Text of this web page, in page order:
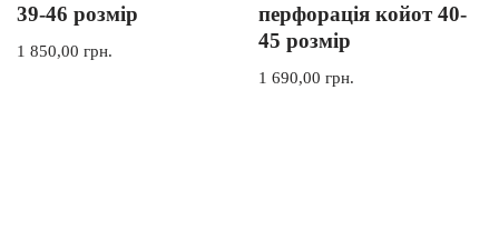
39-46 розмір
1 850,00 грн.
перфорація койот 40-
45 розмір
1 690,00грн.